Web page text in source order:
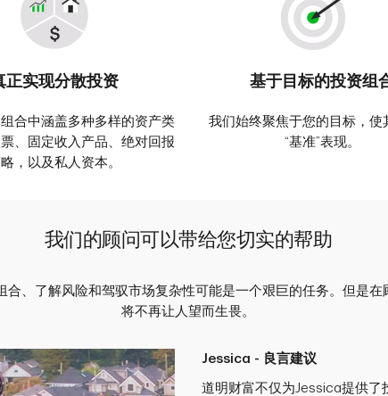
正实现分散投资
合中涵盖多种多样的资产类
、固定收入产品、绝对回报
，以及私人资本。
基于目标的投资组
我们始终聚焦于您的目标，使
“基准”表现。
我们的顾问可以带给您切实的帮助
合、了解风险和驾驭市场复杂性可能是一个艰巨的任务。但是在
将不再让人望而生畏。
Jessica - 良言建议
道明财富不仅为Jessica提供了